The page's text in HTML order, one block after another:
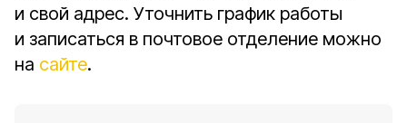
и свой адрес. Уточнить график работы
и записаться в почтовое отделение можно
на сайте.